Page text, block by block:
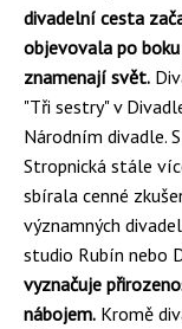
divadelní cesta
objevovala po
znamenají svět.
"Tři sestry" v
Národním divadle.
Stropnická stále
sbírala cenné
významných
studio Rubín nebo
vyznačuje
nábojem. Kromě